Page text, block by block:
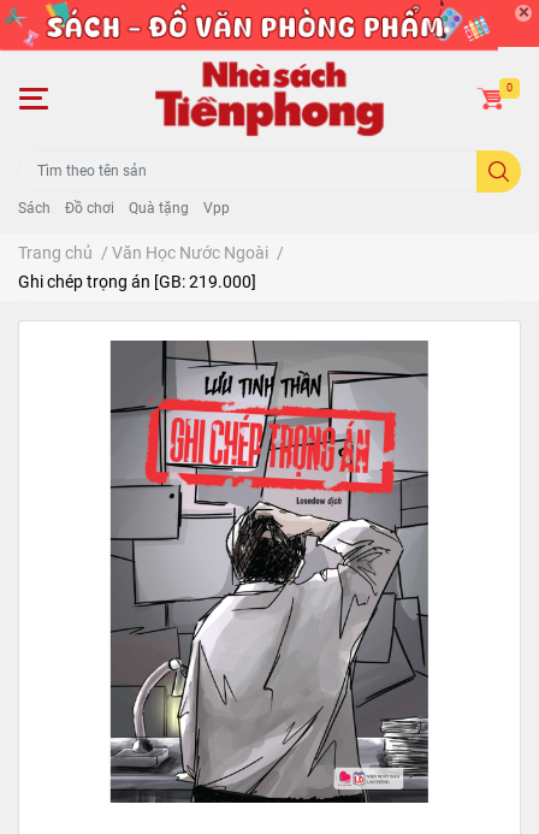
Sách Đồ chơi Quà tặng Vpp
0
Trang chủ / Văn Học Nước Ngoài /
Ghi chép trọng án [GB: 219.000]